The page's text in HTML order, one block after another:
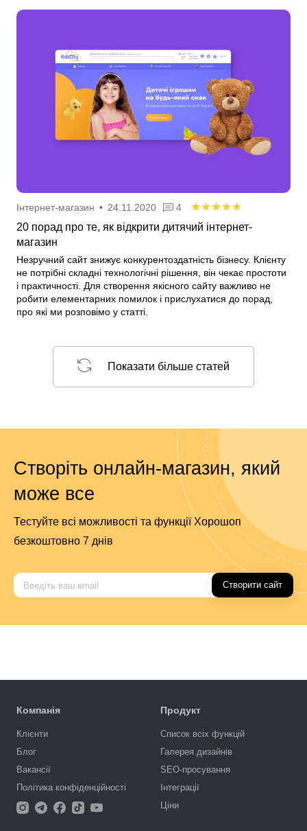
Інтернет-магазин • 24.11.2020 4
20 порад про те, як відкрити дитячий інтернет-
магазин
Незручний сайт знижує конкурентоздатність бізнесу. Клієнту
не потрібні складні технологічні рішення, він чекає простоти
і практичності. Для створення якісного сайту важливо не
робити елементарних помилок і прислухатися до порад,
про які ми розповімо у статті.
Показати більше статей
Створіть онлайн-магазин, який
може все
Тестуйте всі можливості та функції Хорошоп
безкоштовно 7 днів
Створити сайт
Компанія
Клієнти
Блог
Вакансії
Політика конфіденційності
Продукт
Список всіх функцій
Галерея дизайнів
SEO-просування
Інтеграції
Ціни